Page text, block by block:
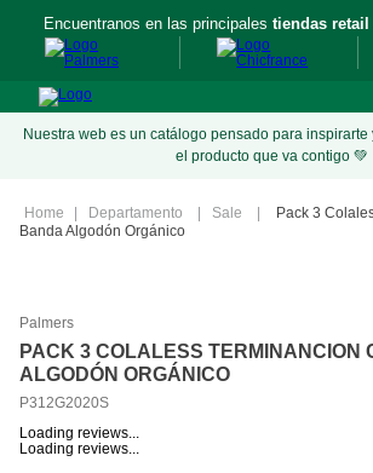
Encuentranos en las principales tiendas retail
Nuestra web es un catálogo pensado para
el producto que va contigo 💚
Departamento Sale
Pack 3
Banda Algodón Orgánico
Palmers
PACK 3 COLALESS TERMINANCION
ALGODÓN ORGÁNICO
P312G2020S
Loading reviews...
Loading reviews...